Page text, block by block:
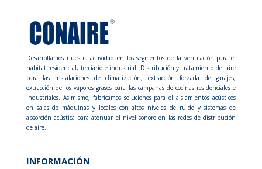
Desarrollamos nuestra actividad en los segmentos de la ventilación para el
hábitat residencial, terciario e industrial. Distribución y tratamiento del aire
para las instalaciones de climatización, extracción forzada de garajes,
extracción de los vapores grasos para las campanas de cocinas residenciales e
industriales. Asimismo, fabricamos soluciones para el aislamientos acústicos
en salas de máquinas y locales con altos niveles de ruido y sistemas de
absorción acústica para atenuar el nivel sonoro en las redes de distribución
de aire.
INFORMACIÓN